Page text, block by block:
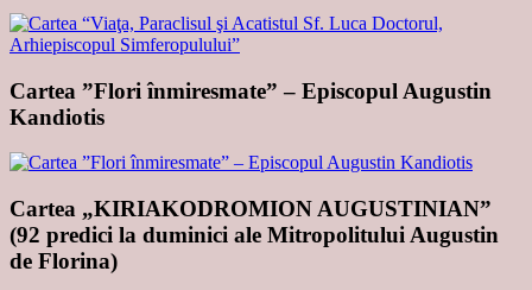
Cartea ”Flori înmiresmate” – Episcopul Augustin
Kandiotis
Cartea „KIRIAKODROMION AUGUSTINIAN”
(92 predici la duminici ale Mitropolitului Augustin
de Florina)